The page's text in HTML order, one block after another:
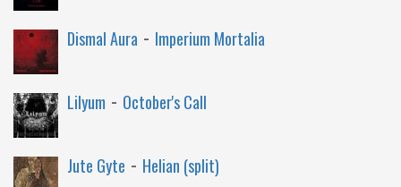
Dismal Aura - Imperium Mortalia
Lilyum - October's Call
Jute Gyte - Helian (split)